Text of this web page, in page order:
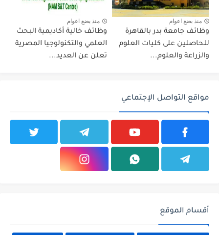
منذ بضع اعوام
وظائف جامعة بدر بالقاهرة
للحاصلين على كليات العلوم
والزراعة والعلوم...
منذ بضع اعوام
وظائف خالية أكاديمية البحث
العلمي والتكنولوجيا المصرية
تعلن عن العديد...
مواقع التواصل الإجتماعي
أقسام الموقع